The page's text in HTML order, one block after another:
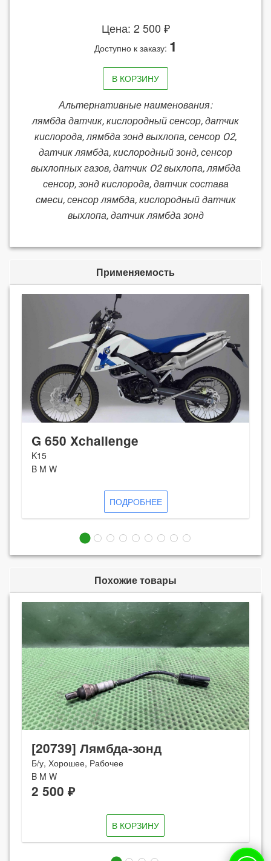
Цена: 2 500 ₽
Доступно к заказу: 1
В КОРЗИНУ
Альтернативные наименования:
лямбда датчик, кислородный сенсор, датчик
кислорода, лямбда зонд выхлопа, сенсор O2,
датчик лямбда, кислородный зонд, сенсор
выхлопных газов, датчик O2 выхлопа, лямбда
сенсор, зонд кислорода, датчик состава
смеси, сенсор лямбда, кислородный датчик
выхлопа, датчик лямбда зонд
Применяемость
G 650 Xchallenge
K15
B M W
ПОДРОБНЕЕ
Похожие товары
[20739] Лямбда-зонд
Б/у, Хорошее, Рабочее
B M W
2 500 ₽
В КОРЗИНУ